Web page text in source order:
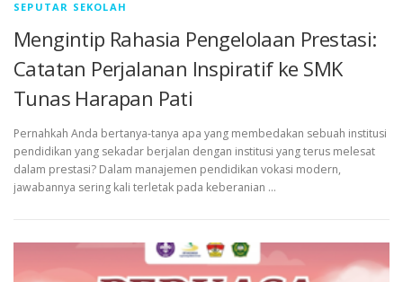
SEPUTAR SEKOLAH
Mengintip Rahasia Pengelolaan Prestasi:
Catatan Perjalanan Inspiratif ke SMK
Tunas Harapan Pati
Pernahkah Anda bertanya-tanya apa yang membedakan sebuah institusi
pendidikan yang sekadar berjalan dengan institusi yang terus melesat
dalam prestasi? Dalam manajemen pendidikan vokasi modern,
jawabannya sering kali terletak pada keberanian …